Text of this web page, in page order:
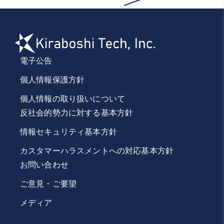
電子公告
個人情報保護方針
個人情報の取り扱いについて
反社会的勢力に対する基本方針
情報セキュリティ基本方針
カスタマーハラスメントへの対応基本方針
お問い合わせ
ご意見・ご要望
メディア